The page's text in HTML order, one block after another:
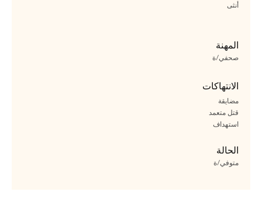
أنثى
المهنة
صحفي/ة
الانتهاكات
مضايقة
قتل متعمد
استهداف
الحالة
متوفي/ة